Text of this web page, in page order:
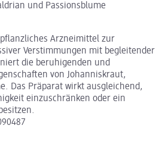
und Passionsblume
Arzneimittel zur
Verstimmungen mit begleitender
die beruhigenden und
von Johanniskraut,
Das Präparat wirkt ausgleichend,
einzuschränken oder ein